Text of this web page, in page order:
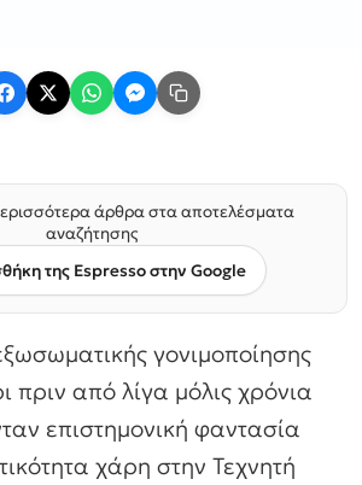
άρθρα στα αποτελέσματα
αναζήτησης
της Espresso στην Google
γονιμοποίησης
πριν από λίγα μόλις χρόνια
επιστημονική φαντασία
χάρη στην Τεχνητή